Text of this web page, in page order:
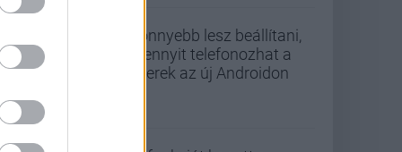
Könnyebb lesz beállítani,
mennyit telefonozhat a
gyerek az új Androidon